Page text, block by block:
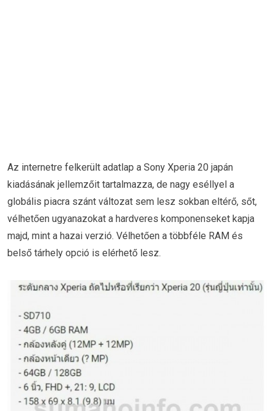
Az internetre felkerült adatlap a Sony Xperia 20 japán
kiadásának jellemzőit tartalmazza, de nagy eséllyel a
globális piacra szánt változat sem lesz sokban eltérő, sőt,
vélhetően ugyanazokat a hardveres komponenseket kapja
majd, mint a hazai verzió. Vélhetően a többféle RAM és
belső tárhely opció is elérhető lesz.